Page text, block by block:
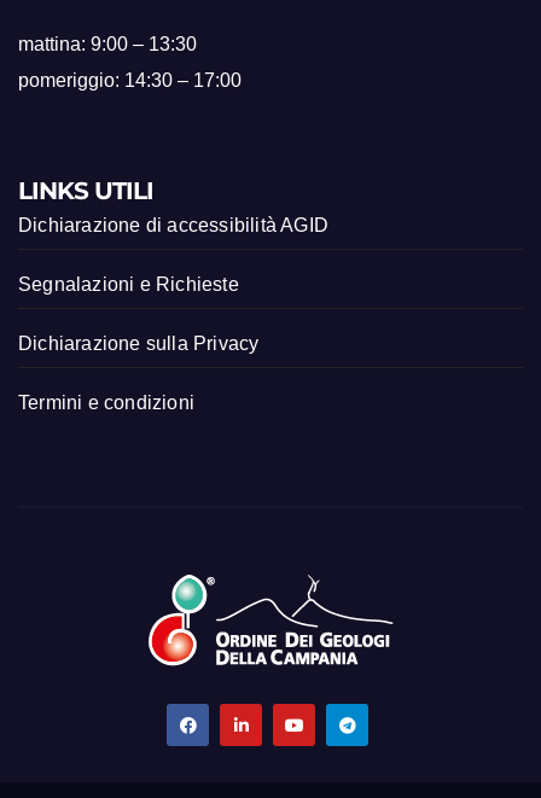
mattina: 9:00 – 13:30
pomeriggio: 14:30 – 17:00
LINKS UTILI
Dichiarazione di accessibilità AGID
Segnalazioni e Richieste
Dichiarazione sulla Privacy
Termini e condizioni